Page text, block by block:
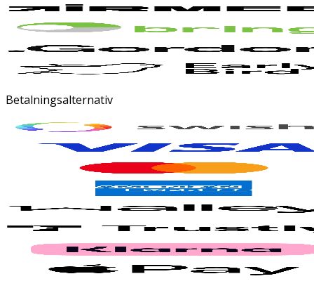
Betalningsalternativ